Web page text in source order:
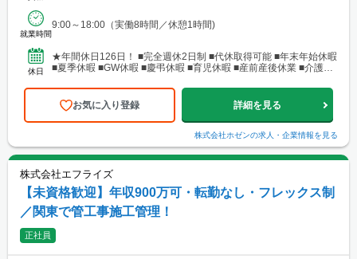
就業時間
9:00～18:00（実働8時間／休憩1時間)
休日
★年間休日126日！ ■完全週休2日制 ■代休取得可能 ■年末年始休暇
■夏季休暇 ■GW休暇 ■慶弔休暇 ■育児休暇 ■産前産後休業 ■介護休
お気に入り登録 詳細を見る
株式会社ホゼンの求人・企業情報を見る
株式会社エフライズ
【未資格歓迎】年収900万可・転勤なし・フレックス制
／関東で管工事施工管理！
正社員